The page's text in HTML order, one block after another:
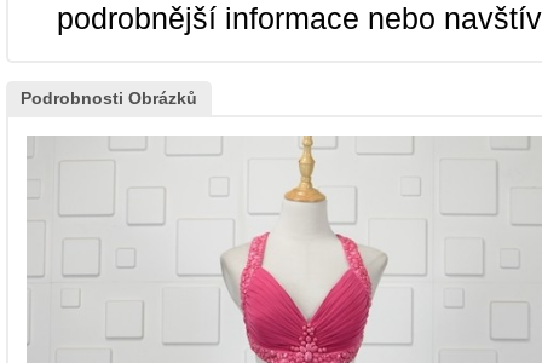
podrobnější informace nebo
Podrobnosti Obrázků